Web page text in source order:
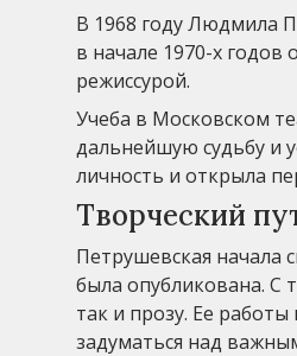
В 1968 году Людмила
в начале 1970-х годов
режиссурой.
Учеба в Московском
дальнейшую судьбу и
личность и открыла
Творческий
Петрушевская начала
была опубликована. С
так и прозу. Ее
задуматься над